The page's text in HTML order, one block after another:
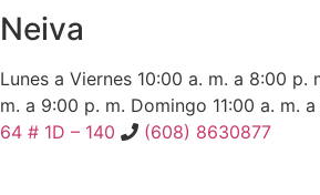
Neiva
Lunes a Viernes 10:00 a. m. a 8:00 p.
m. a 9:00 p. m. Domingo 11:00 a. m.
64 # 1D – 140
(608) 8630877